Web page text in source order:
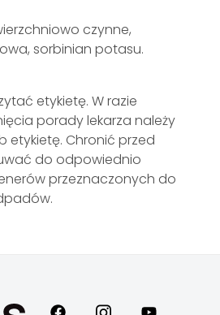
czynne,
sorbinian potasu.
etykietę. W razie
porady lekarza należy
etykietę. Chronić przed
do odpowiednio
przeznaczonych do